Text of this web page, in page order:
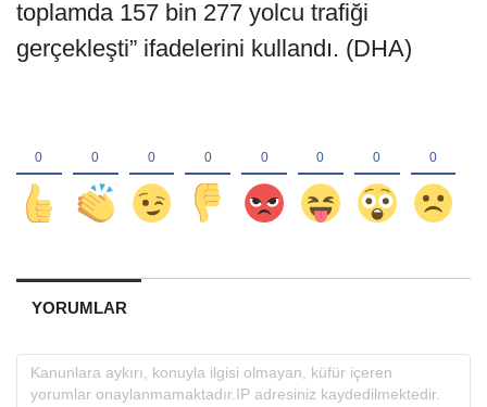
toplamda 157 bin 277 yolcu trafiği
gerçekleşti” ifadelerini kullandı. (DHA)
YORUMLAR